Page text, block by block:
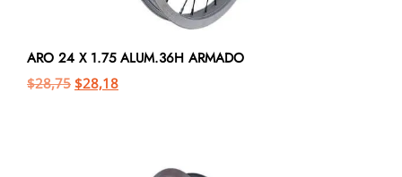
ARO 24 X 1.75 ALUM.36H ARMADO
$28,75 $28,18